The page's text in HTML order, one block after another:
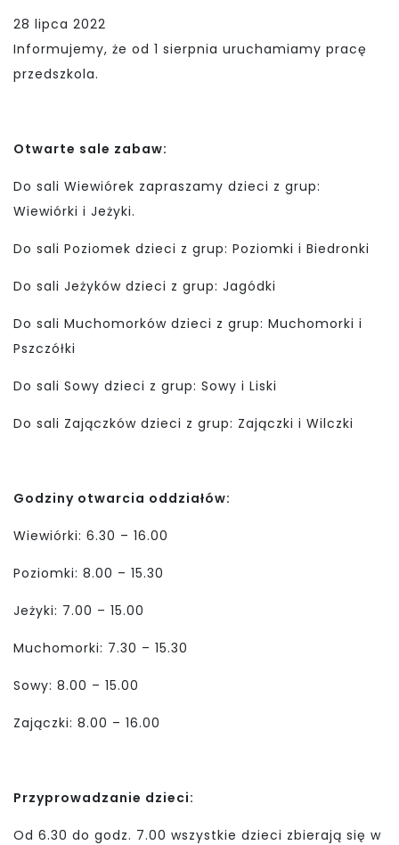
28 lipca 2022
Informujemy, że od 1 sierpnia uruchamiamy pracę
przedszkola.
Otwarte sale zabaw:
Do sali Wiewiórek zapraszamy dzieci z grup:
Wiewiórki i Jeżyki.
Do sali Poziomek dzieci z grup: Poziomki i Biedronki
Do sali Jeżyków dzieci z grup: Jagódki
Do sali Muchomorków dzieci z grup: Muchomorki i
Pszczółki
Do sali Sowy dzieci z grup: Sowy i Liski
Do sali Zajączków dzieci z grup: Zajączki i Wilczki
Godziny otwarcia oddziałów:
Wiewiórki: 6.30 – 16.00
Poziomki: 8.00 – 15.30
Jeżyki: 7.00 – 15.00
Muchomorki: 7.30 – 15.30
Sowy: 8.00 – 15.00
Zajączki: 8.00 – 16.00
Przyprowadzanie dzieci:
Od 6.30 do godz. 7.00 wszystkie dzieci zbierają się w